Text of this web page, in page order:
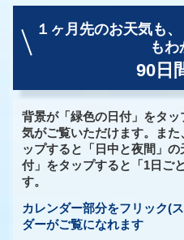
１ヶ月先のお天気も、
もわ
90日
背景が「緑色の日付」をタ
気がご覧いただけます。ま
ップすると「日中と夜間」
付」をタップすると「1日ご
す。
カレンダー部分をフリック(
ダーがご覧になれます